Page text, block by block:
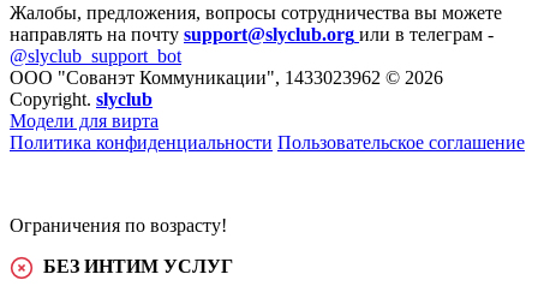
Жалобы, предложения, вопросы сотрудничества вы можете
направлять на почту support@slyclub.org или в телеграм -
@slyclub_support_bot
ООО "Сованэт Коммуникации", 1433023962 © 2026
Copyright. slyclub
Модели для вирта
Политика конфиденциальности Пользовательское соглашение
Ограничения по возрасту!
БЕЗ ИНТИМ УСЛУГ